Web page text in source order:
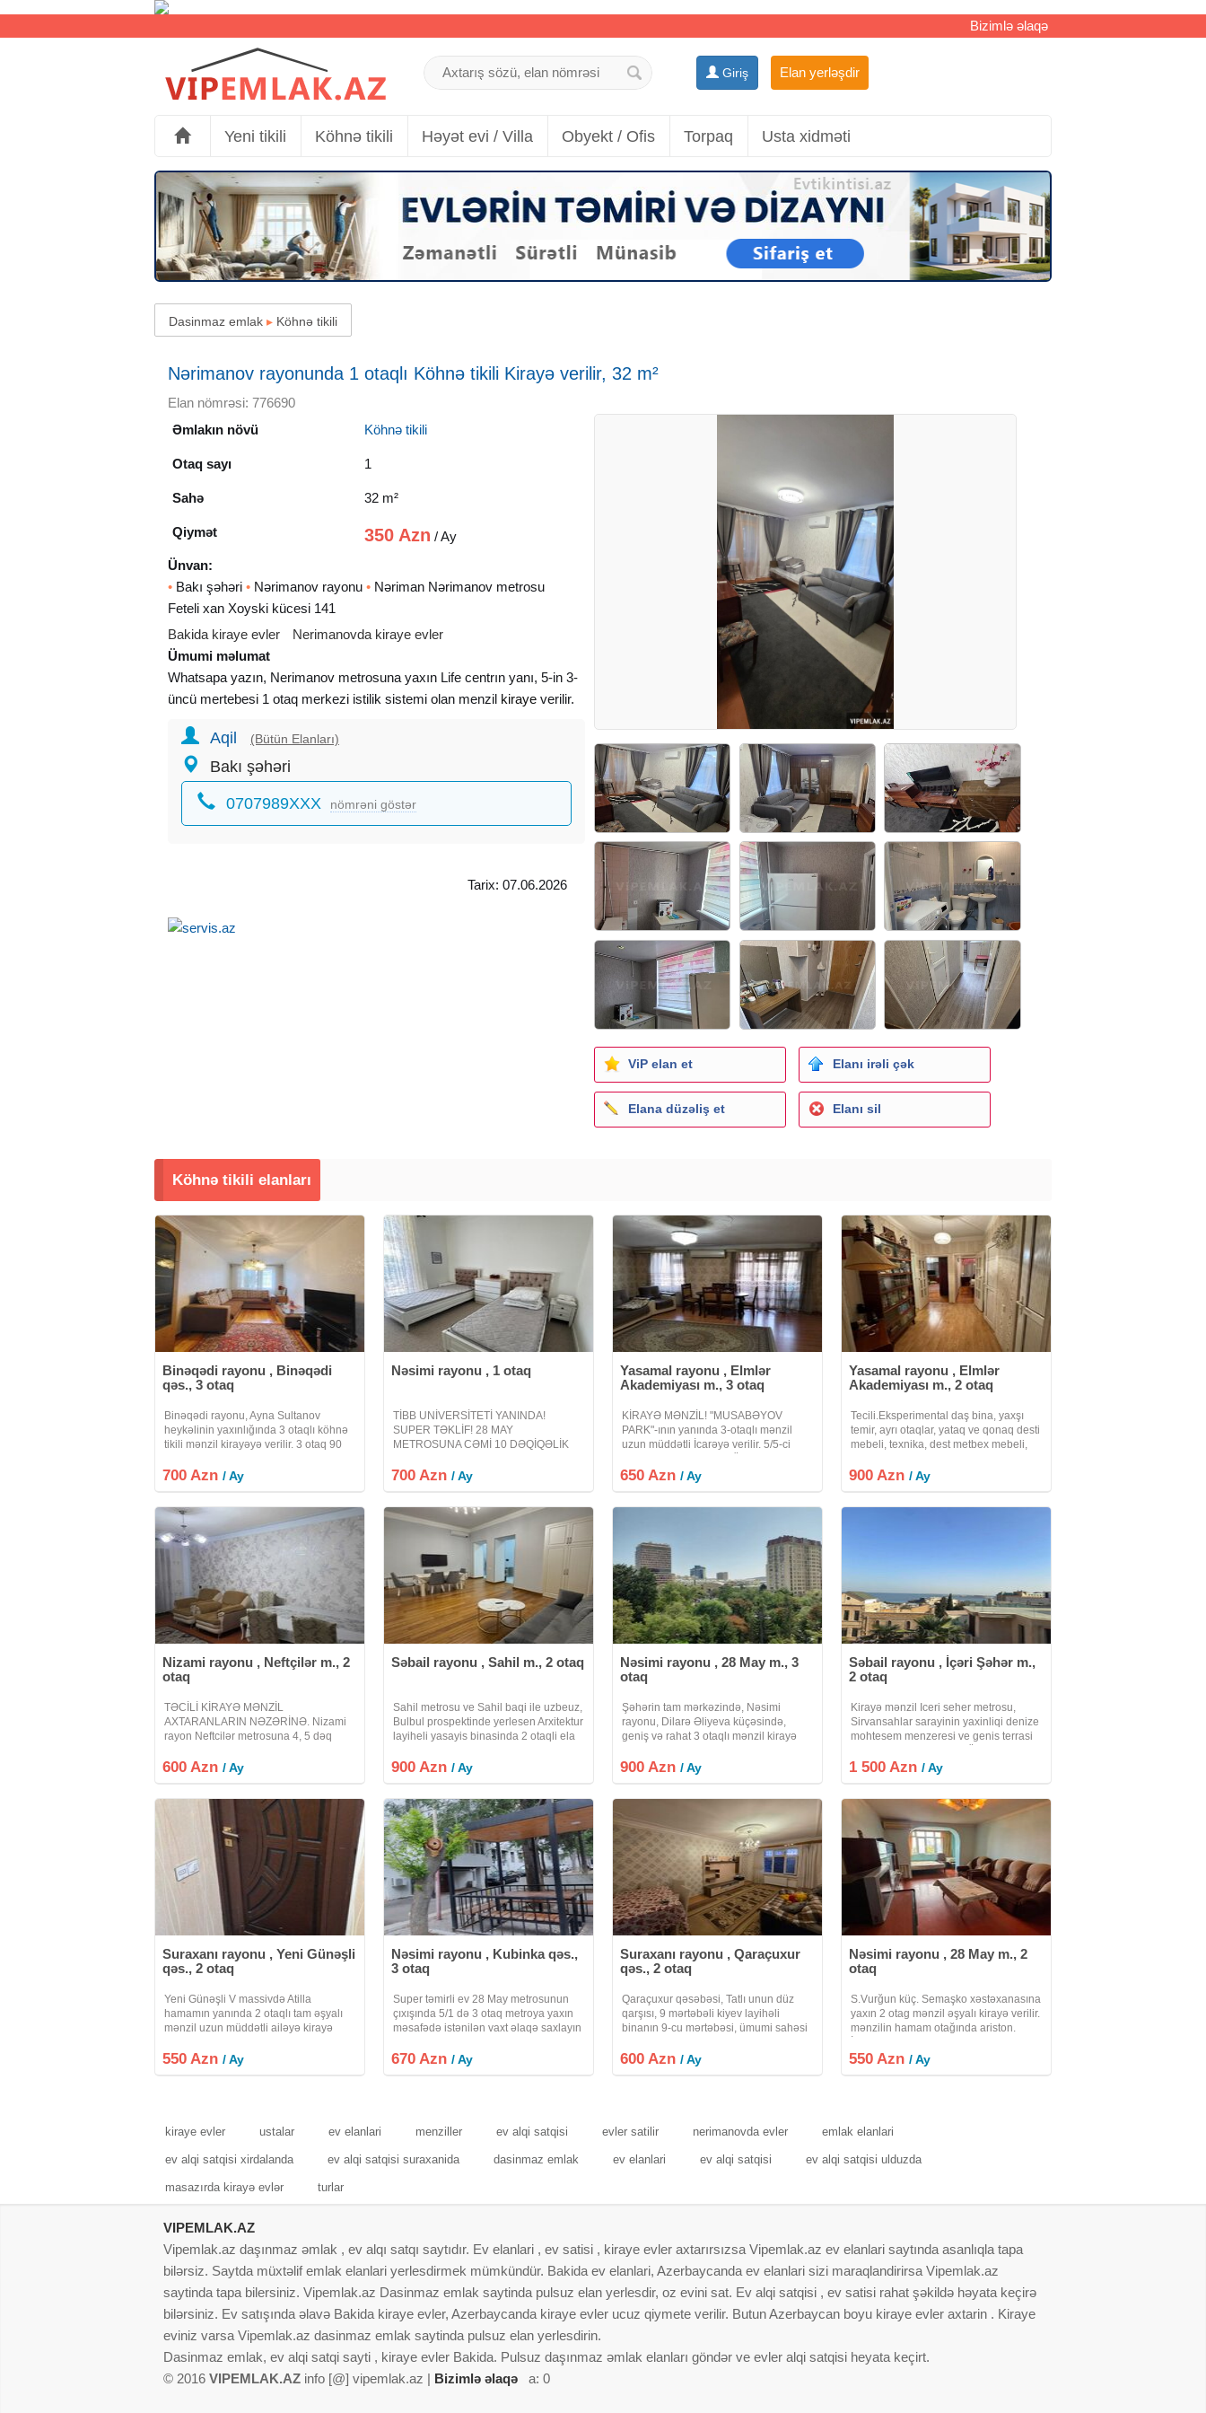
Bizimlə əlaqə
Giriş Elan yerləşdir
Yeni tikili Köhnə tikili Həyət evi / Villa Obyekt / Ofis Torpaq Usta xidməti
Dasinmaz emlak ▸ Köhnə tikili
Nərimanov rayonunda 1 otaqlı Köhnə tikili Kirayə verilir, 32 m²
Elan nömrəsi: 776690
Əmlakın növü
Köhnə tikili
Otaq sayı 1
Sahə 32 m²
Qiymət 350 Azn / Ay
Ünvan:
• Bakı şəhəri • Nərimanov rayonu • Nəriman Nərimanov metrosu
Feteli xan Xoyski kücesi 141
Bakida kiraye evler
Nerimanovda kiraye evler
Ümumi məlumat
Whatsapa yazın, Nerimanov metrosuna yaxın Life centrın yanı, 5-in 3-
üncü mertebesi 1 otaq merkezi istilik sistemi olan menzil kiraye verilir.
Aqil (Bütün Elanları)
Bakı şəhəri
0707989XXX nömrəni göstər
Tarix: 07.06.2026
ViP elan et Elanı irəli çək
Elana düzəliş et Elanı sil
Köhnə tikili elanları
Binəqədi rayonu , Binəqədi
qəs., 3 otaq
Binəqədi rayonu, Ayna Sultanov
heykəlinin yaxınlığında 3 otaqlı köhnə
tikili mənzil kirayəyə verilir. 3 otaq 90
Təmirli Mərkəzi istilik sistemi
700 Azn/ Ay
Nəsimi rayonu , 1 otaq
TİBB UNİVERSİTETİ YANINDA!
SUPER TƏKLİF! 28 MAY
METROSUNA CƏMİ 10 DƏQİQƏLİK
700 AZN! Tələbələr və gənclər üçün
700 Azn/ Ay
Yasamal rayonu , Elmlər
Akademiyası m., 3 otaq
KİRAYƏ MƏNZİL! "MUSABƏYOV
PARK"-ının yanında 3-otaqlı mənzil
uzun müddətli İcarəyə verilir. 5/5-ci
75 kv.m. Bütün lazımı əşyalar var. -
650 Azn/ Ay
Yasamal rayonu , Elmlər
Akademiyası m., 2 otaq
Tecili.Eksperimental daş bina, yaxşı
temir, ayrı otaqlar, yataq ve qonaq desti
mebeli, texnika, dest metbex mebeli,
haqqı:30%
900 Azn/ Ay
Nizami rayonu , Neftçilər m., 2
otaq
TƏCİLİ KİRAYƏ MƏNZİL
AXTARANLARIN NƏZƏRİNƏ. Nizami
rayon Neftcilər metrosuna 4, 5 dəq
mərtəbəsində 2 otağli mənzil kirayə
600 Azn/ Ay
Səbail rayonu , Sahil m., 2 otaq
Sahil metrosu ve Sahil baqi ile uzbeuz,
Bulbul prospektinde yerlesen Arxitektur
layiheli yasayis binasinda 2 otaqli ela
kv.m., her bir meiset esyasi ile tehciz
900 Azn/ Ay
Nəsimi rayonu , 28 May m., 3
otaq
Şəhərin tam mərkəzində, Nəsimi
rayonu, Dilarə Əliyeva küçəsində,
geniş və rahat 3 otaqlı mənzil kirayə
4 mərtəbəli binasının 4-cü
900 Azn/ Ay
Səbail rayonu , İçəri Şəhər m.,
2 otaq
Kirayə mənzil Iceri seher metrosu,
Sirvansahlar sarayinin yaxinliqi denize
mohtesem menzeresi ve genis terrasi
150 kv.m Mərtəbə sayı: 3/3 Qiymət:
1 500 Azn/ Ay
Suraxanı rayonu , Yeni Günəşli
qəs., 2 otaq
Yeni Günəşli V massivdə Atilla
hamamın yanında 2 otaqlı tam əşyalı
mənzil uzun müddətli ailəyə kirayə
Qiymət 550.Ofis haqqı 20 %
550 Azn/ Ay
Nəsimi rayonu , Kubinka qəs.,
3 otaq
Super təmirli ev 28 May metrosunun
çıxışında 5/1 də 3 otaq metroya yaxın
məsafədə istənilən vaxt əlaqə saxlayın
adamlarına da verlir
670 Azn/ Ay
Suraxanı rayonu , Qaraçuxur
qəs., 2 otaq
Qaraçuxur qəsəbəsi, Tatlı unun düz
qarşısı, 9 mərtəbəli kiyev layihəli
binanın 9-cu mərtəbəsi, ümumi sahəsi
düzəlmə, orta blokda yerləşən, yaxşı
600 Azn/ Ay
Nəsimi rayonu , 28 May m., 2
otaq
S.Vurğun küç. Semaşko xəstəxanasına
yaxın 2 otag mənzil əşyalı kirayə verilir.
mənzilin hamam otağında ariston.
ailəyə verilir.
550 Azn/ Ay
kiraye evler ustalar ev elanlari menziller ev alqi satqisi evler satilir nerimanovda evler emlak elanlari
ev alqi satqisi xirdalanda ev alqi satqisi suraxanida dasinmaz emlak ev elanlari ev alqi satqisi ev alqi satqisi ulduzda
masazırda kirayə evlər turlar
VIPEMLAK.AZ
Vipemlak.az daşınmaz əmlak , ev alqı satqı saytıdır. Ev elanlari , ev satisi , kiraye evler axtarırsızsa Vipemlak.az ev elanlari saytında asanlıqla tapa
bilərsiz. Saytda müxtəlif emlak elanlari yerlesdirmek mümkündür. Bakida ev elanlari, Azerbaycanda ev elanlari sizi maraqlandirirsa Vipemlak.az
saytinda tapa bilersiniz. Vipemlak.az Dasinmaz emlak saytinda pulsuz elan yerlesdir, oz evini sat. Ev alqi satqisi , ev satisi rahat şəkildə həyata keçirə
bilərsiniz. Ev satışında əlavə Bakida kiraye evler, Azerbaycanda kiraye evler ucuz qiymete verilir. Butun Azerbaycan boyu kiraye evler axtarin . Kiraye
eviniz varsa Vipemlak.az dasinmaz emlak saytinda pulsuz elan yerlesdirin.
Dasinmaz emlak, ev alqi satqi sayti , kiraye evler Bakida. Pulsuz daşınmaz əmlak elanları göndər ve evler alqi satqisi heyata keçirt.
© 2016 VIPEMLAK.AZ info [@] vipemlak.az | Bizimlə əlaqə a: 0